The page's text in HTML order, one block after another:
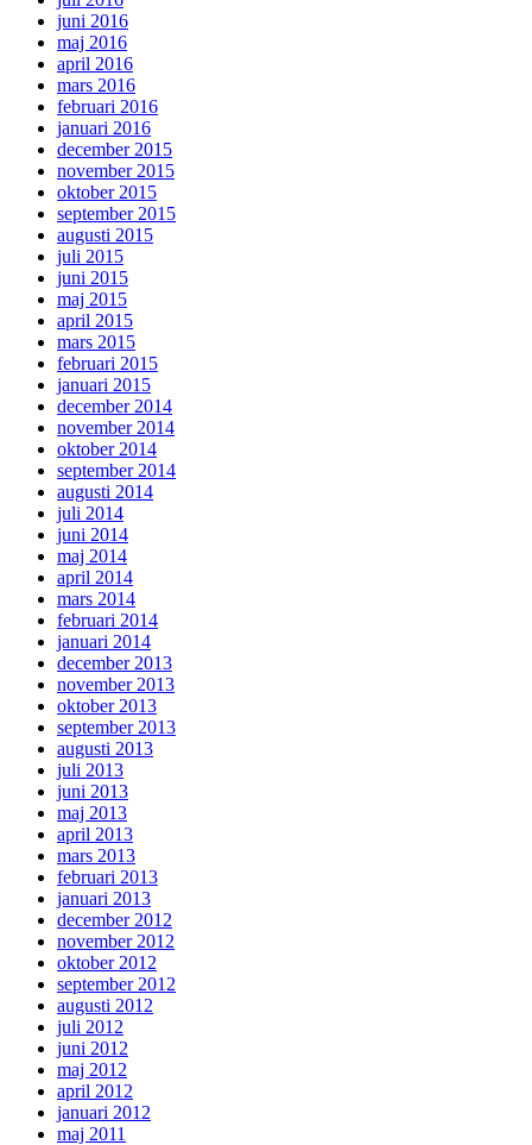
juni 2016
maj 2016
april 2016
mars 2016
februari 2016
januari 2016
december 2015
november 2015
oktober 2015
september 2015
augusti 2015
juli 2015
juni 2015
maj 2015
april 2015
mars 2015
februari 2015
januari 2015
december 2014
november 2014
oktober 2014
september 2014
augusti 2014
juli 2014
juni 2014
maj 2014
april 2014
mars 2014
februari 2014
januari 2014
december 2013
november 2013
oktober 2013
september 2013
augusti 2013
juli 2013
juni 2013
maj 2013
april 2013
mars 2013
februari 2013
januari 2013
december 2012
november 2012
oktober 2012
september 2012
augusti 2012
juli 2012
juni 2012
maj 2012
april 2012
januari 2012
maj 2011